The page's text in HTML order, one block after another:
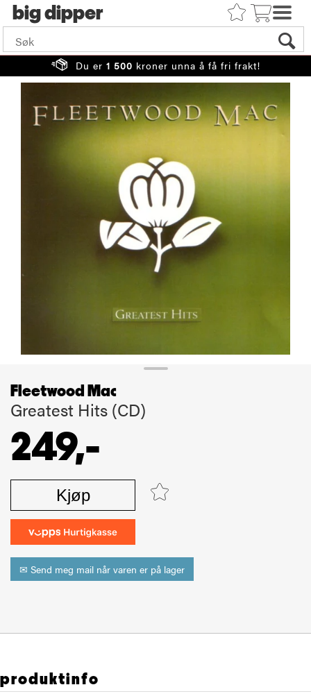
big
Du er 1 500 kroner unna å få fri frakt!
Fleetwood Mac
Greatest Hits (CD)
249,-
Kjøp
✉ Send meg mail når varen er på lager
produktinfo